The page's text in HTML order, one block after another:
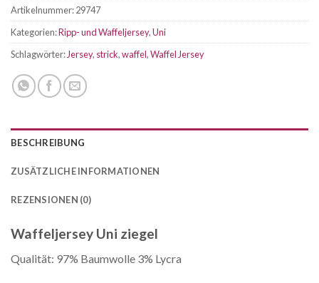
Artikelnummer:29747
Kategorien:Ripp- und Waffeljersey,Uni
Schlagwörter: Jersey, strick,waffel,Waffel Jersey
BESCHREIBUNG
ZUSÄTZLICHE INFORMATIONEN
REZENSIONEN (0)
Waffeljersey Uni ziegel
Qualität: 97% Baumwolle 3% Lycra